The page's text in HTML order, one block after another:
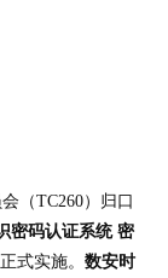
（TC260）归口
密码认证系统 密
式实施。 数安时